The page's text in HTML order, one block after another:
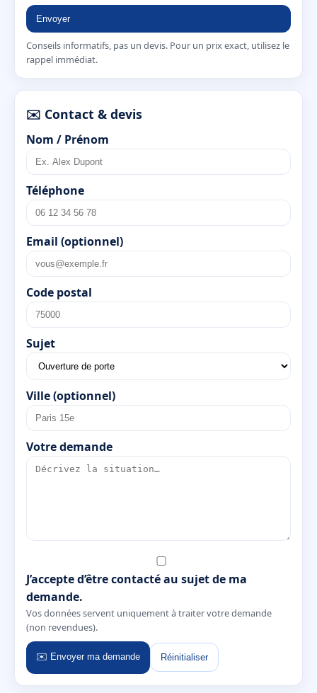
Envoyer
Conseils informatifs, pas un devis. Pour un prix exact, utilisez le
rappel immédiat.
✉️ Contact & devis
Nom / Prénom
Téléphone
Email (optionnel)
Code postal
Sujet
Ville (optionnel)
Votre demande
J’accepte d’être contacté au sujet de ma
demande.
Vos données servent uniquement à traiter votre demande
(non revendues).
✉️ Envoyer ma demande Réinitialiser